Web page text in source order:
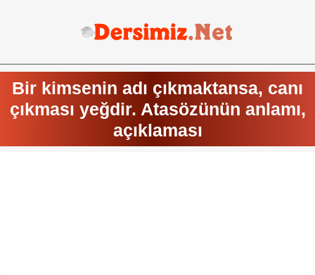
Bir kimsenin adı çıkmaktansa, canı
çıkması yeğdir. Atasözünün anlamı,
açıklaması